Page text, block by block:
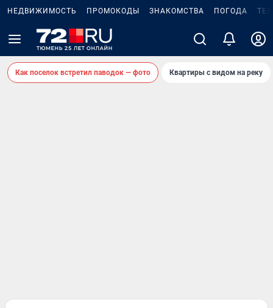
НЕДВИЖИМОСТЬ ПРОМОКОДЫ ЗНАКОМСТВА ПОГОДА
Как поселок встретил паводок — фото Квартиры с видом на реку